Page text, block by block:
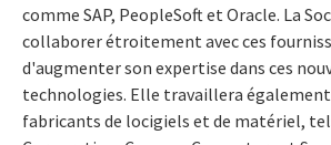
comme SAP, PeopleSoft et Oracle. La
collaborer étroitement avec ces
d'augmenter son expertise dans ces
technologies. Elle travaillera également
fabricants de locigiels et de matériel,